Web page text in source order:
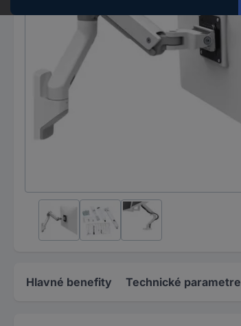
Hlavné benefity Technické parametre